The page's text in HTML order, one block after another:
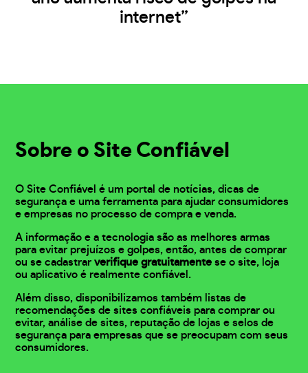
internet”
Sobre o Site Confiável
O Site Confiável é um portal de notícias, dicas de
segurança e uma ferramenta para ajudar consumidores
e empresas no processo de compra e venda.
A informação e a tecnologia são as melhores armas
para evitar prejuízos e golpes, então, antes de comprar
ou se cadastrarverifique gratuitamente se o site, loja
ou aplicativo é realmente confiável.
Além disso, disponibilizamos também listas de
recomendações de sites confiáveis para comprar ou
evitar, análise de sites, reputação de lojas e selos de
segurança para empresas que se preocupam com seus
consumidores.